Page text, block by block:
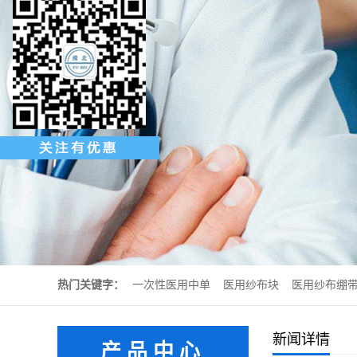
热门关键字： 一次性医用中单 医用纱布块 医用纱布绷
产品中心
新闻详情